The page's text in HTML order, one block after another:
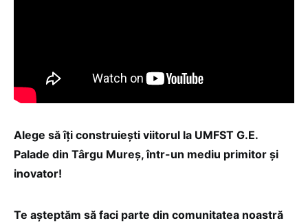
Alege săîți construiești viitorul la UMFST G.E.
Palade din Târgu Mureș, într-un mediu primitor și
inovator!
Te așteptăm să faci parte din comunitatea noastră